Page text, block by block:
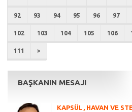
92 93 94 95 96 97
102 103 104 105 106
111 >
BAŞKANIN MESAJI
KAPSÜL, HAVAN VE